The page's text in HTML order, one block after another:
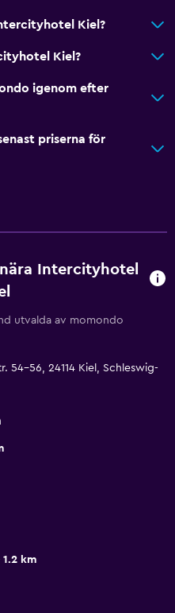
Kiel?
Kiel?
igenom efter
priserna för
Intercityhotel
utvalda av momondo
54-56, 24114 Kiel, Schleswig-
1.2 km